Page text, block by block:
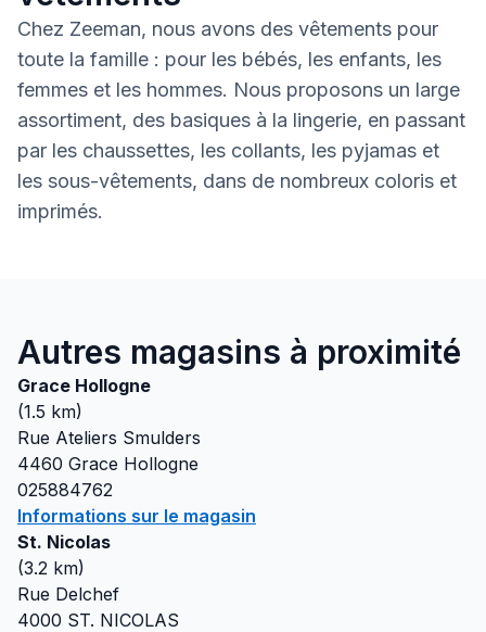
Chez Zeeman, nous avons des vêtements pour
toute la famille : pour les bébés, les enfants, les
femmes et les hommes. Nous proposons un large
assortiment, des basiques à la lingerie, en passant
par les chaussettes, les collants, les pyjamas et
les sous-vêtements, dans de nombreux coloris et
imprimés.
Autres magasins à proximité
Grace Hollogne
(1.5 km)
Rue Ateliers Smulders
4460 Grace Hollogne
025884762
Informations sur le magasin
St. Nicolas
(3.2 km)
Rue Delchef
4000 ST. NICOLAS